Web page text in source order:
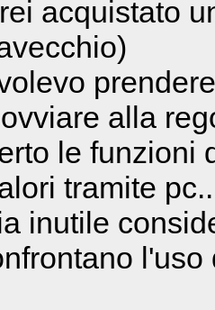
acquistato
alla
le funzioni
tramite
inutile